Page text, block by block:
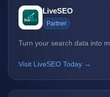
LiveSEO
Partner
Turn your search data into
Visit LiveSEO Today →